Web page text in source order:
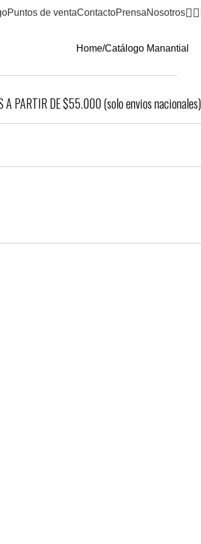
Puntos de ventaContactoPrensaNosotros
Home Catálogo Manantial
A PARTIR DE $55.000 (solo envios nacionales)